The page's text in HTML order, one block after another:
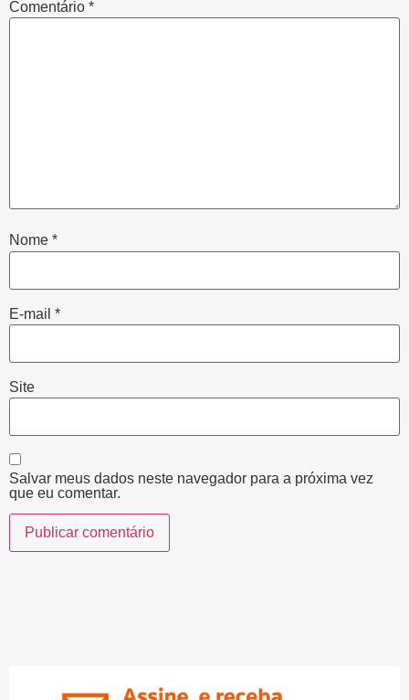
Comentário *
Nome *
E-mail *
Site
Salvar meus dados neste navegador para a próxima vez
que eu comentar.